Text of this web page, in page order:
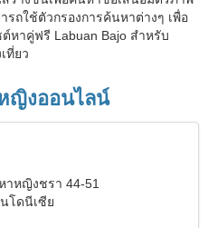
ถใช้ตัวกรองการค้นหาต่างๆ เพื่อ
หาคู่ฟรี Labuan Bajo สำหรับ
ที่ยว
ญิงออนไลน์
าหญิงชรา 44-51
โดนีเซีย